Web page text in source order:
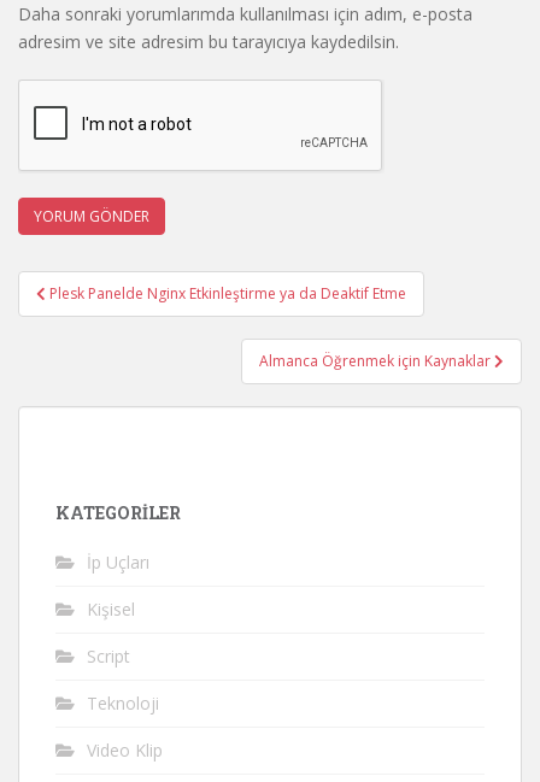
Daha sonraki yorumlarımda kullanılması için adım, e-posta
adresim ve site adresim bu tarayıcıya kaydedilsin.
Yazı
gezinmesi
Plesk Panelde Nginx Etkinleştirme ya da Deaktif Etme
Almanca Öğrenmek için Kaynaklar
KATEGORILER
İp Uçları
Kişisel
Script
Teknoloji
Video Klip